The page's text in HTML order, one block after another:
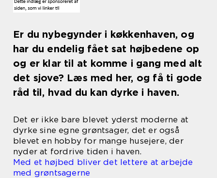
Er du nybegynder i køkkenhaven, og
har du endelig fået sat højbedene op
og er klar til at komme i gang med alt
det sjove? Læs med her, og få ti gode
råd til, hvad du kan dyrke i haven.
Det er ikke bare blevet yderst moderne at
dyrke sine egne grøntsager, det er også
blevet en hobby for mange husejere, der
nyder at fordrive tiden i haven.
Med et højbed bliver det lettere at arbejde
med grøntsagerne